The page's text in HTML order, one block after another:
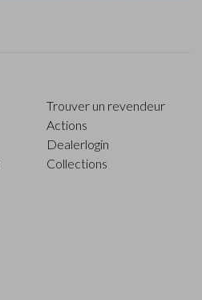
Trouver un revendeur
Actions
Dealerlogin
Collections